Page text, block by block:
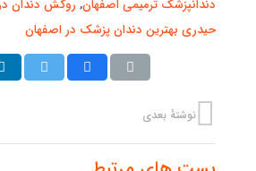
دندانپزشک ترمیمی اصفهان, روکش دندان
حیدری بهترین دندان پزشک در اصفهان
نوشتهٔ بعدی